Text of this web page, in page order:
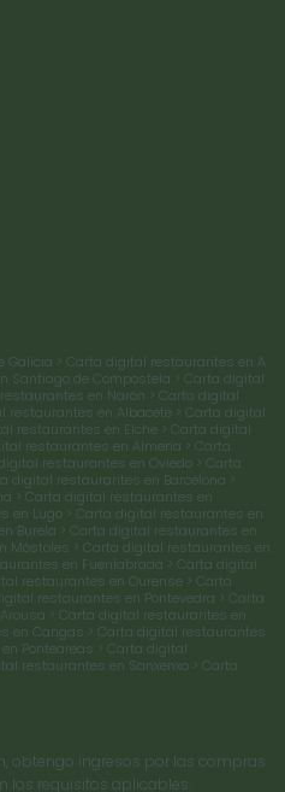
Galicia > Carta digital restaurantes en A
Santiago de Compostela > Carta digital
en Narón > Carta digital
restaurantes en Albacete > Carta digital
restaurantes en Elche > Carta digital
restaurantes en Almería > Carta
restaurantes en Oviedo > Carta
digital restaurantes en Barcelona >
> Carta digital restaurantes en
en Lugo > Carta digital restaurantes en
Burela > Carta digital restaurantes en
Móstoles > Carta digital restaurantes en
en Fuenlabrada > Carta digital
restaurantes en Ourense > Carta
restaurantes en Pontevedra > Carta
> Carta digital restaurantes en
en Cangas > Carta digital restaurantes
Ponteareas > Carta digital
restaurantes en Sanxenxo > Carta
obtengo ingresos por las compras
los requisitos aplicables.